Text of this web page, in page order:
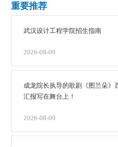
重要推荐
武汉设计工程学院招生指南
2026-08-09
成龙院长执导的歌剧《图兰朵》
汇报写在舞台上！
2026-08-09